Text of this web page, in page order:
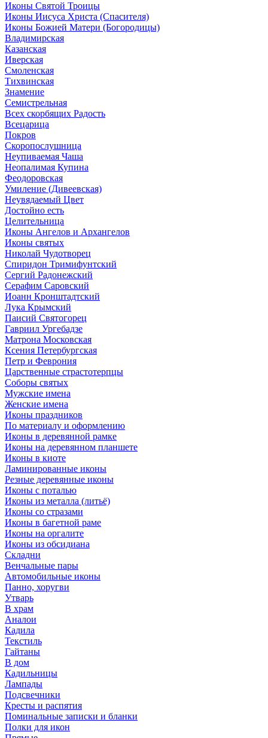
Иконы Святой Троицы
Иконы Иисуса Христа (Спасителя)
Иконы Божией Матери (Богородицы)
Владимирская
Казанская
Иверская
Смоленская
Тихвинская
Знамение
Семистрельная
Всех скорбящих Радость
Всецарица
Покров
Скоропослушница
Неупиваемая Чаша
Неопалимая Купина
Феодоровская
Умиление (Дивеевская)
Неувядаемый Цвет
Достойно есть
Целительница
Иконы Ангелов и Архангелов
Иконы святых
Николай Чудотворец
Спиридон Тримифунтский
Сергий Радонежский
Серафим Саровский
Иоанн Кронштадтский
Лука Крымский
Паисий Святогорец
Гавриил Ургебадзе
Матрона Московская
Ксения Петербургская
Петр и Феврония
Царственные страстотерпцы
Соборы святых
Мужские имена
Женские имена
Иконы праздников
По материалу и оформлению
Иконы в деревянной рамке
Иконы на деревянном планшете
Иконы в киоте
Ламинированные иконы
Резные деревянные иконы
Иконы с поталью
Иконы из металла (литьё)
Иконы со стразами
Иконы в багетной раме
Иконы на оргалите
Иконы из обсидиана
Складни
Венчальные пары
Автомобильные иконы
Панно, хоругви
Утварь
В храм
Аналои
Кадила
Текстиль
Гайтаны
В дом
Кадильницы
Лампады
Подсвечники
Кресты и распятия
Поминальные записки и бланки
Полки для икон